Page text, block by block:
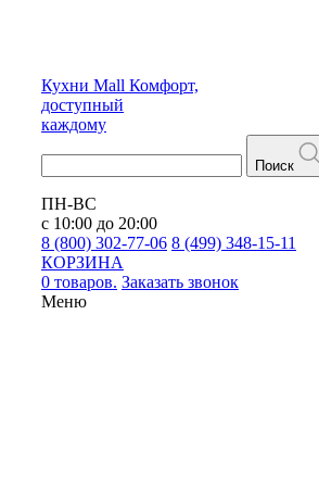
Кухни Mall Комфорт,
доступный
каждому
Поиск
ПН-ВС
с 10:00 до 20:00
8 (800) 302-77-06 8 (499) 348-15-11
КОРЗИНА
0 товаров. Заказать звонок
Меню